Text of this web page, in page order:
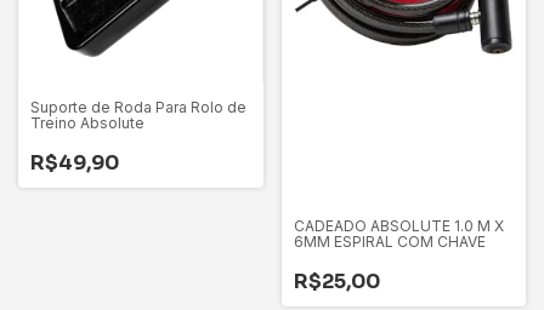
Suporte de Roda Para Rolo de
Treino Absolute
R$49,90
CADEADO ABSOLUTE 1.0 M X
6MM ESPIRAL COM CHAVE
R$25,00